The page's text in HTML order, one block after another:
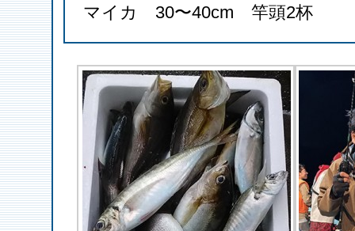
マイカ 30〜40cm 竿頭2杯